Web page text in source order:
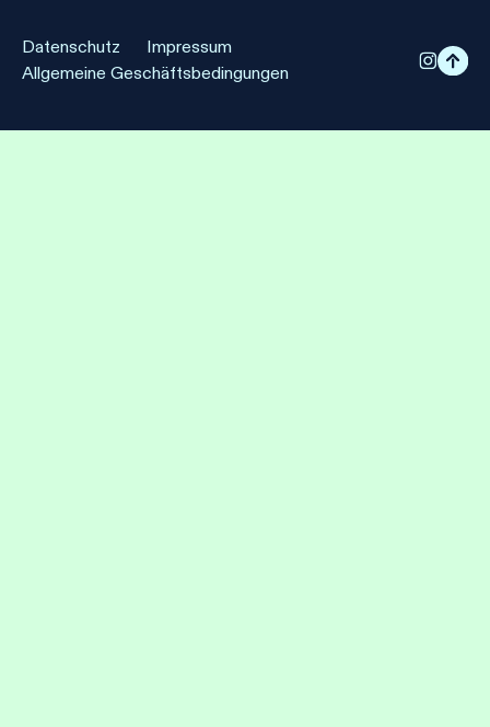
Datenschutz
Impressum
Allgemeine Geschäftsbedingungen